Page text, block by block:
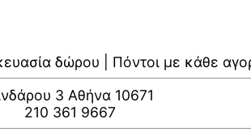
δώρου | Πόντοι με κάθε
3 Αθήνα 10671
210 361 9667